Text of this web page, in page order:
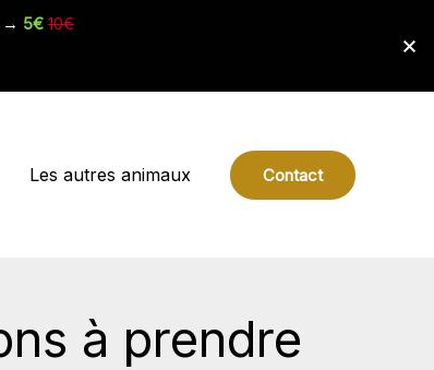
Les autres animaux Contact
à prendre
→ 5€ 10€